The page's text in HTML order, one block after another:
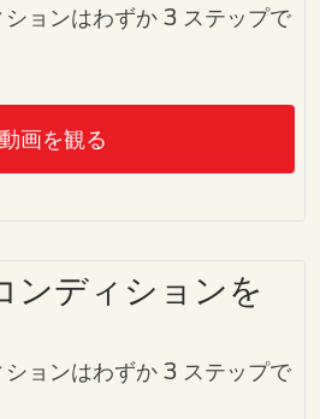
ョンはわずか 3 ステップで
動画を観る
ンディションを
ョンはわずか 3 ステップで